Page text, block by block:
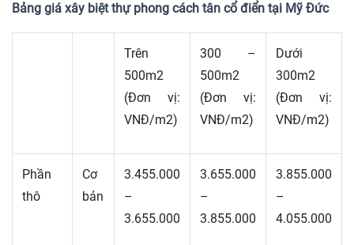
Bảng giá xây biệt thự phong cách tân cổ điển tại Mỹ Đức
Trên
500m2
(Đơn vị:
VNĐ/m2)
300 –
500m2
(Đơn vị:
VNĐ/m2)
Dưới
300m2
(Đơn vị:
VNĐ/m2)
Phần
thô
Cơ
bản
3.455.000
–
3.655.000
3.655.000
–
3.855.000
3.855.000
–
4.055.000